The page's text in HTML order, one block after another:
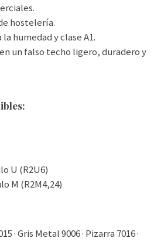
hostelería.
humedad y clase A1.
un falso techo ligero, duradero y
U (R2U6)
M (R2M4,24)
· Gris Metal 9006 · Pizarra 7016 ·